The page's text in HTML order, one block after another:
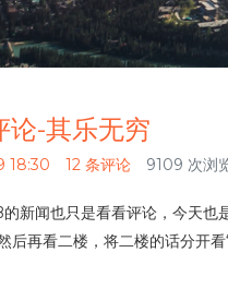
论-其乐无穷
18:30 12 条评论 9109 次浏
新闻也只是看看评论，今天也
后再看二楼，将二楼的话分开